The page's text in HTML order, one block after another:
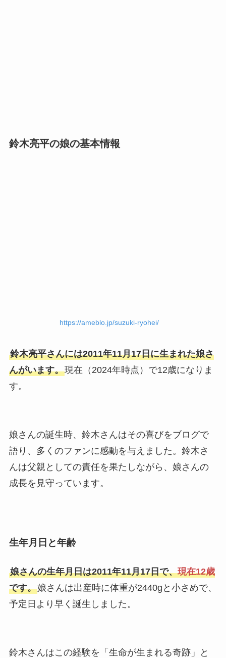
鈴木亮平の娘の基本情報
https://ameblo.jp/suzuki-ryohei/
鈴木亮平さんには2011年11月17日に生まれた娘さ
んがいます。現在（2024年時点）で12歳になりま
す。
娘さんの誕生時、鈴木さんはその喜びをブログで
語り、多くのファンに感動を与えました。鈴木さ
んは父親としての責任を果たしながら、娘さんの
成長を見守っています。
生年月日と年齢
娘さんの生年月日は2011年11月17日で、現在12歳
です。娘さんは出産時に体重が2440gと小さめで、
予定日より早く誕生しました。
鈴木さんはこの経験を「生命が生まれる奇跡」と